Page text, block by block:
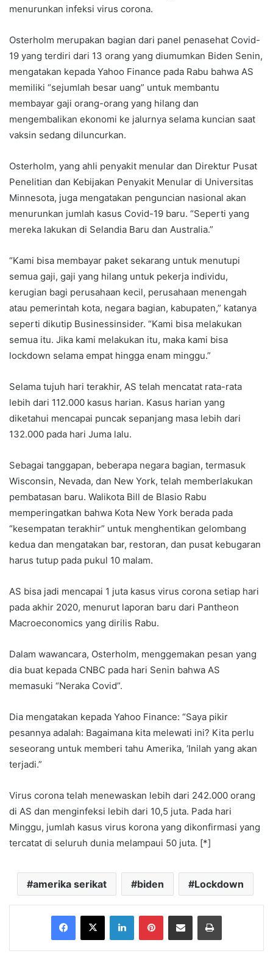
menurunkan infeksi virus corona.
Osterholm merupakan bagian dari panel penasehat Covid-
19 yang terdiri dari 13 orang yang diumumkan Biden Senin,
mengatakan kepada Yahoo Finance pada Rabu bahwa AS
memiliki “sejumlah besar uang” untuk membantu
membayar gaji orang-orang yang hilang dan
mengembalikan ekonomi ke jalurnya selama kuncian saat
vaksin sedang diluncurkan.
Osterholm, yang ahli penyakit menular dan Direktur Pusat
Penelitian dan Kebijakan Penyakit Menular di Universitas
Minnesota, juga mengatakan penguncian nasional akan
menurunkan jumlah kasus Covid-19 baru. “Seperti yang
mereka lakukan di Selandia Baru dan Australia.”
“Kami bisa membayar paket sekarang untuk menutupi
semua gaji, gaji yang hilang untuk pekerja individu,
kerugian bagi perusahaan kecil, perusahaan menengah
atau pemerintah kota, negara bagian, kabupaten,” katanya
seperti dikutip Businessinsider. “Kami bisa melakukan
semua itu. Jika kami melakukan itu, maka kami bisa
lockdown selama empat hingga enam minggu.”
Selama tujuh hari terakhir, AS telah mencatat rata-rata
lebih dari 112.000 kasus harian. Kasus harian yang
diketahui mencapai puncak sepanjang masa lebih dari
132.000 pada hari Juma lalu.
Sebagai tanggapan, beberapa negara bagian, termasuk
Wisconsin, Nevada, dan New York, telah memberlakukan
pembatasan baru. Walikota Bill de Blasio Rabu
memperingatkan bahwa Kota New York berada pada
“kesempatan terakhir” untuk menghentikan gelombang
kedua dan mengatakan bar, restoran, dan pusat kebugaran
harus tutup pada pukul 10 malam.
AS bisa jadi mencapai 1 juta kasus virus corona setiap hari
pada akhir 2020, menurut laporan baru dari Pantheon
Macroeconomics yang dirilis Rabu.
Dalam wawancara, Osterholm, menggemakan pesan yang
dia buat kepada CNBC pada hari Senin bahwa AS
memasuki “Neraka Covid”.
Dia mengatakan kepada Yahoo Finance: “Saya pikir
pesannya adalah: Bagaimana kita melewati ini? Kita perlu
seseorang untuk memberi tahu Amerika, ‘Inilah yang akan
terjadi.”
Virus corona telah menewaskan lebih dari 242.000 orang
di AS dan menginfeksi lebih dari 10,5 juta. Pada hari
Minggu, jumlah kasus virus korona yang dikonfirmasi yang
tercatat di seluruh dunia melampaui 50 juta. [*]
amerika serikat biden Lockdown
Facebook
X LinkedInPinterestShare via Email Print